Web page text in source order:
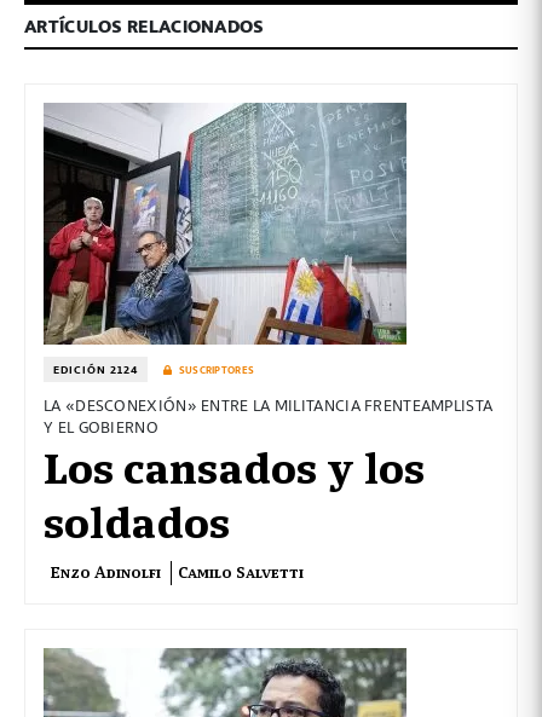
ARTÍCULOS RELACIONADOS
EDICIÓN 2124 SUSCRIPTORES
LA «DESCONEXIÓN» ENTRE LA MILITANCIA FRENTEAMPLISTA
Y EL GOBIERNO
Los cansados y los
soldados
Enzo Adinolfi Camilo Salvetti